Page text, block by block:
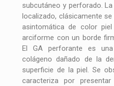
subcutáneo y perforado.
localizado, clásicamente
asintomática de color
arciforme con un borde
El GA perforante es
colágeno dañado de la
superficie de la piel. Se
caracteriza por